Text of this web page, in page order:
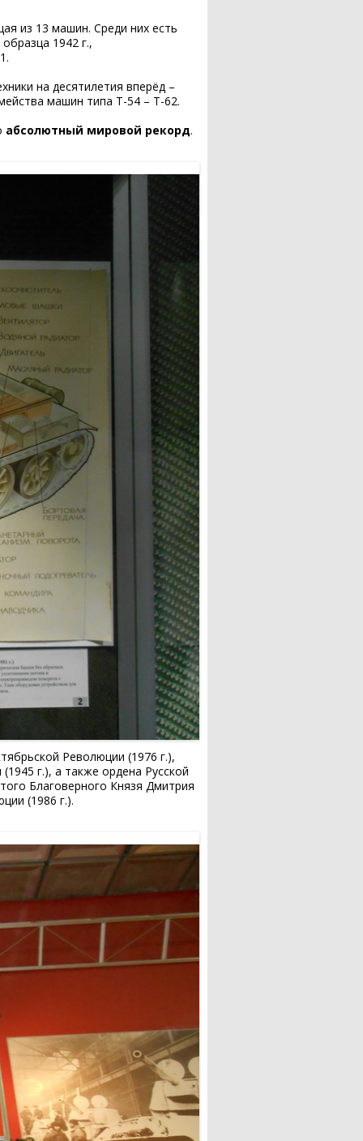
из 13 машин. Среди них есть
1942 г.,
на десятилетия вперёд –
машин типа Т-54 – Т-62.
абсолютный мировой рекорд.
Революции (1976 г.),
г.), а также ордена Русской
Благоверного Князя Дмитрия
(1986 г.).